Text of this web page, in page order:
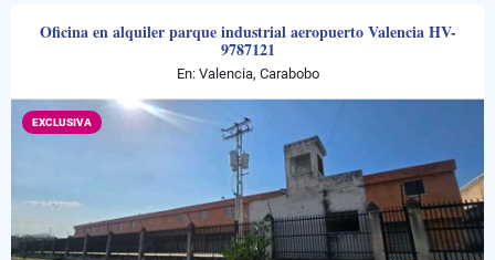
Oficina en alquiler parque industrial aeropuerto Valencia HV-
9787121
En: Valencia, Carabobo
EXCLUSIVA